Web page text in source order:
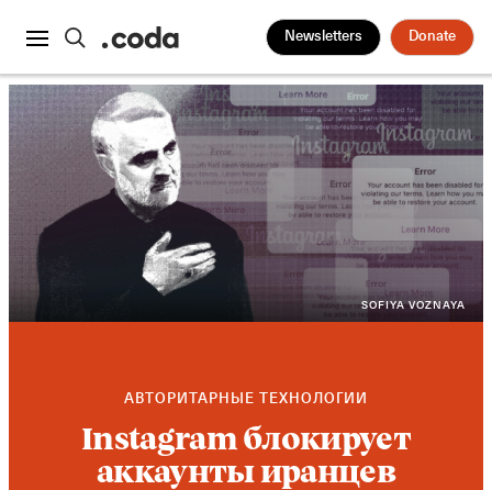
Newsletters Donate
SOFIYA VOZNAYA
АВТОРИТАРНЫЕ ТЕХНОЛОГИИ
Instagram блокирует
аккаунты иранцев